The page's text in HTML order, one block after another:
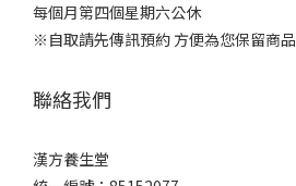
每個月第四個星期六公休
※自取請先傳訊預約 方便為您保留商品
聯絡我們
漢方養生堂